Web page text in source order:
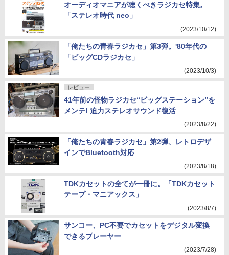
オーディオマニアが聴くべきラジカセ特集。
「ステレオ時代 neo」
(2023/10/12)
「俺たちの青春ラジカセ」第3弾。'80年代の
「ビッグCDラジカセ」
(2023/10/3)
レビュー
41年前の怪物ラジカセ“ビッグステーション”を
メンテ! 迫力ステレオサウンド復活
(2023/8/22)
「俺たちの青春ラジカセ」第2弾、レトロデザ
インでBluetooth対応
(2023/8/18)
TDKカセットの全てが一冊に。「TDKカセット
テープ・マニアックス」
(2023/8/7)
サンコー、PC不要でカセットをデジタル変換
できるプレーヤー
(2023/7/28)